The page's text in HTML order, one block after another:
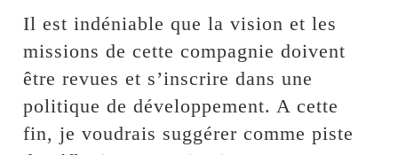
Il est indéniable que la vision et les
missions de cette compagnie doivent
être revues et s’inscrire dans une
politique de développement. A cette
fin, je voudrais suggérer comme piste